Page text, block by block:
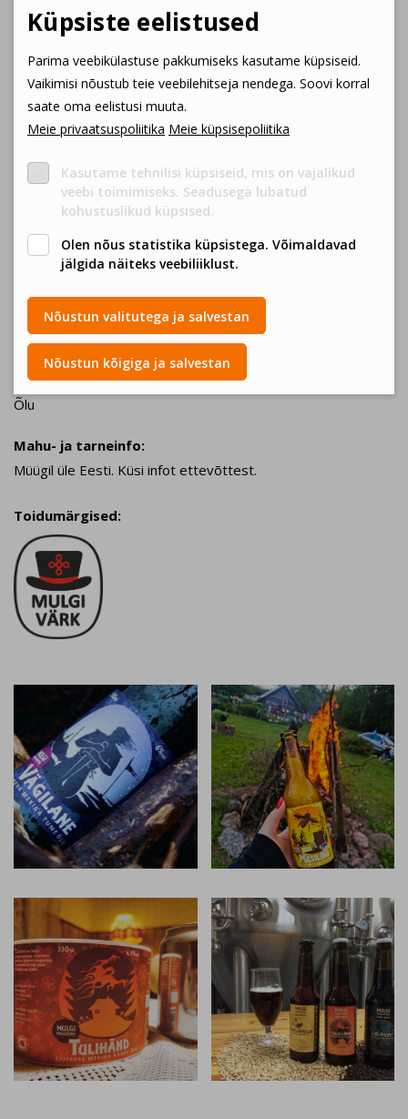
Küpsiste eelistused
Parima veebikülastuse pakkumiseks kasutame küpsiseid.
Vaikimisi nõustub teie veebilehitseja nendega. Soovi korral
saate oma eelistusi muuta.
Meie privaatsuspoliitika Meie küpsisepoliitika
Kasutame tehnilisi küpsiseid, mis on vajalikud
veebi toimimiseks. Seadusega lubatud
kohustuslikud küpsised.
Olen nõus statistika küpsistega. Võimaldavad
jälgida näiteks veebiliiklust.
Nõustun valitutega ja salvestan
Nõustun kõigiga ja salvestan
Pruulikoda rajati 2015 aastal ja see on ehitatud
pruulikoja peremehe, mitmendat põlve mulgi, esiisade tallu.
Õlletegu pole siin võõras – ka talu vaarperemees olla omal
ajal olnud entusiastlik pruulija, lisaks tehtud ka veini ja
teinekord kangematki.
Avatud KÜLASTUSED pruulikotta. Tule oma seltskonnaga ja
saa ülevaade õllepruulimise köögipoolest. Saab ka õlut
mekkida ja kaasa osta
Millist toodangut pakume?
Õlu
Mahu- ja tarneinfo:
Müügil üle Eesti. Küsi infot ettevõttest.
Toidumärgised: